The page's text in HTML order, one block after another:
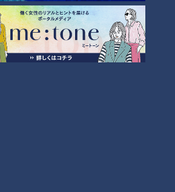
ヂ学校に向かいます
イナマックスアップ』。
トレンド的トレーニング」だそうで、筋